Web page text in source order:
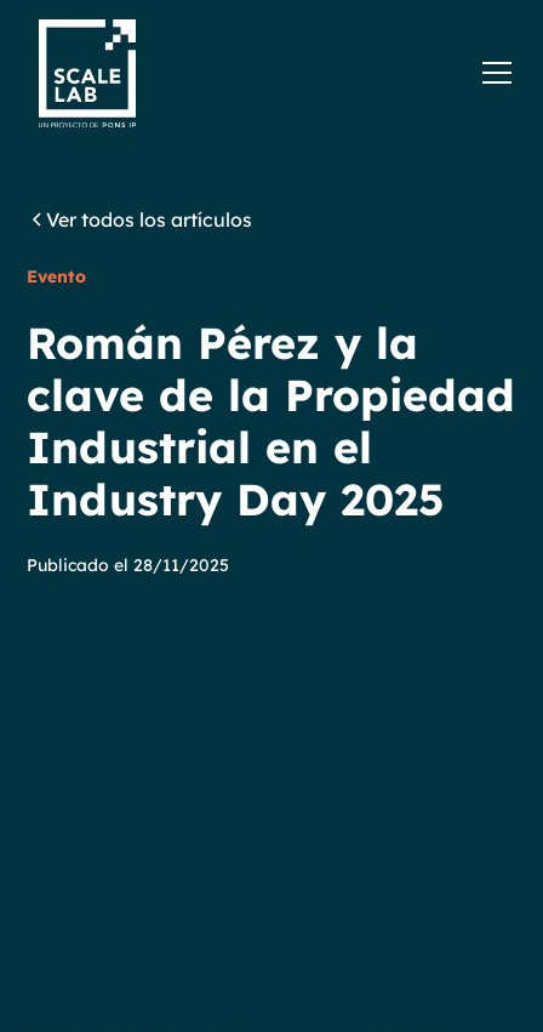
Ver todos los artículos
Evento
Román Pérez y la
clave de la Propiedad
Industrial en el
Industry Day 2025
Publicado el 28/11/2025